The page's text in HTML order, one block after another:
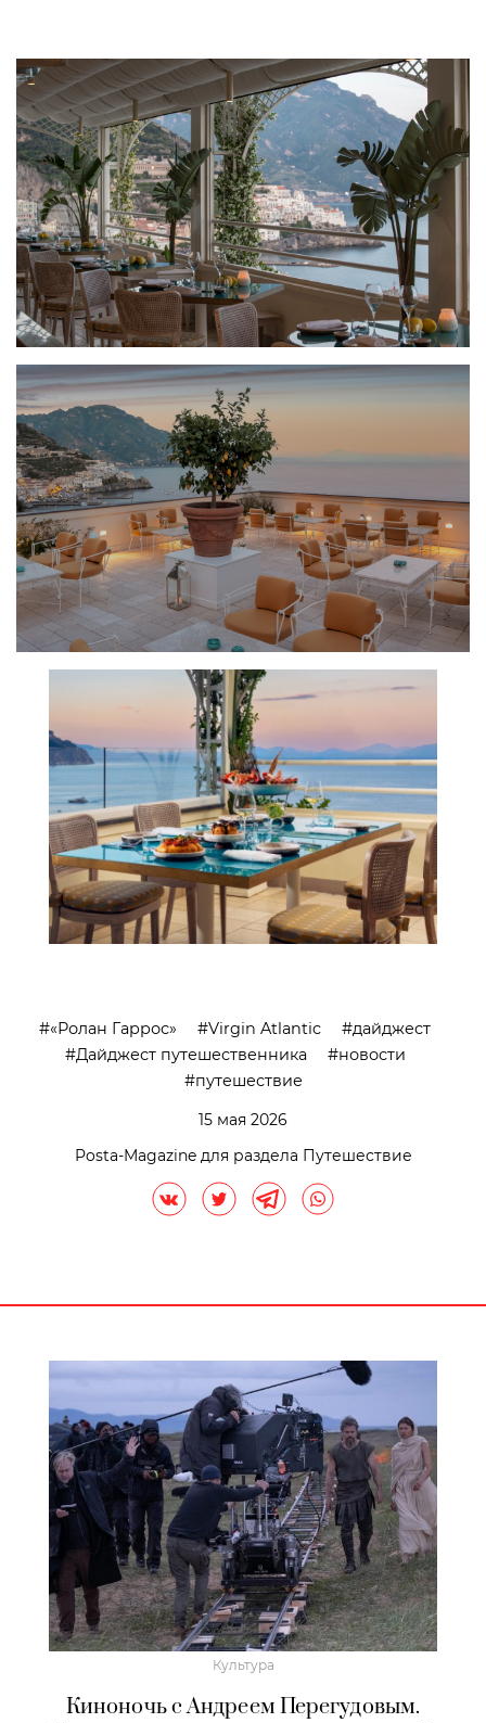
«Ролан Гаррос» Virgin Atlantic
дайджест
Дайджест путешественника
новости
путешествие
15 мая 2026
Posta-Magazine для раздела Путешествие
Культура
Киноночь с Андреем Перегудовым.